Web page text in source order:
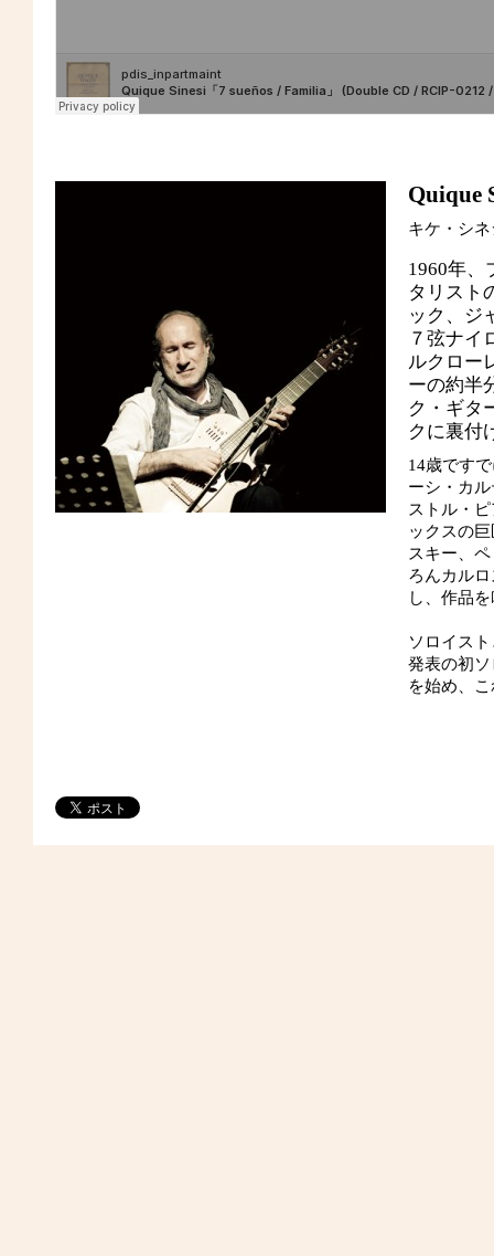
Quique
キケ・シネ
1960年、
タリスト
ック、ジ
７弦ナイ
ルクロー
ーの約半
ク・ギタ
クに裏付
14歳です
ーシ・カ
ストル・
ックスの
スキー、
ろんカル
し、作品
ソロイス
発表の初ソ
を始め、